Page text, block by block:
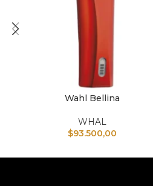
AÑADIR AL CARRITOWahl Bellina
WHAL
$93.500,00